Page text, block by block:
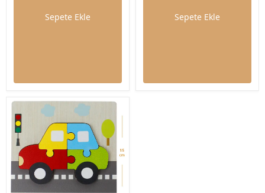
Sepete Ekle Sepete Ekle